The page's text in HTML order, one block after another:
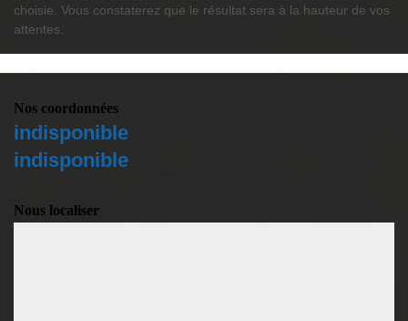
choisie. Vous constaterez que le résultat sera à la hauteur de vos
attentes.
Nos coordonnées
indisponible
indisponible
Nous localiser